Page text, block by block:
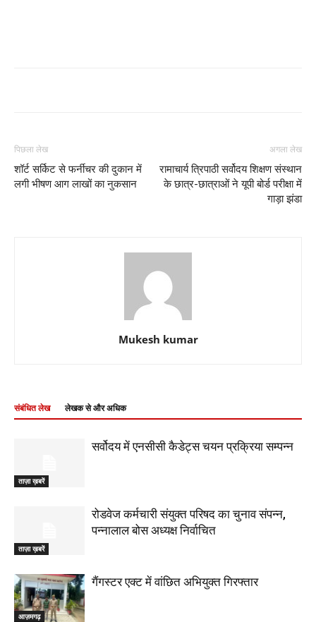
पिछला लेख
शॉर्ट सर्किट से फर्नीचर की दुकान में
लगी भीषण आग लाखों का नुकसान
अगला लेख
रामाचार्य त्रिपाठी सर्वोदय शिक्षण संस्थान
के छात्र-छात्राओं ने यूपी बोर्ड परीक्षा में
गाड़ा झंडा
Mukesh kumar
संबंधित लेख लेखक से और अधिक
ताज़ा ख़बरें
सर्वोदय में एनसीसी कैडेट्स चयन प्रक्रिया सम्पन्न
ताज़ा ख़बरें
रोडवेज कर्मचारी संयुक्त परिषद का चुनाव संपन्न,
पन्नालाल बोस अध्यक्ष निर्वाचित
आज़मगढ़
गैंगस्टर एक्ट में वांछित अभियुक्त गिरफ्तार